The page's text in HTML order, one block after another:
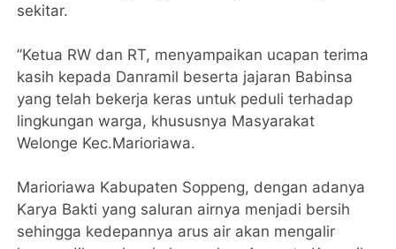
sekitar.
”Ketua RW dan RT, menyampaikan ucapan terima
kasih kepada Danramil beserta jajaran Babinsa
yang telah bekerja keras untuk peduli terhadap
lingkungan warga, khususnya Masyarakat
Welonge Kec.Marioriawa.
Marioriawa Kabupaten Soppeng, dengan adanya
Karya Bakti yang saluran airnya menjadi bersih
sehingga kedepannya arus air akan mengalir